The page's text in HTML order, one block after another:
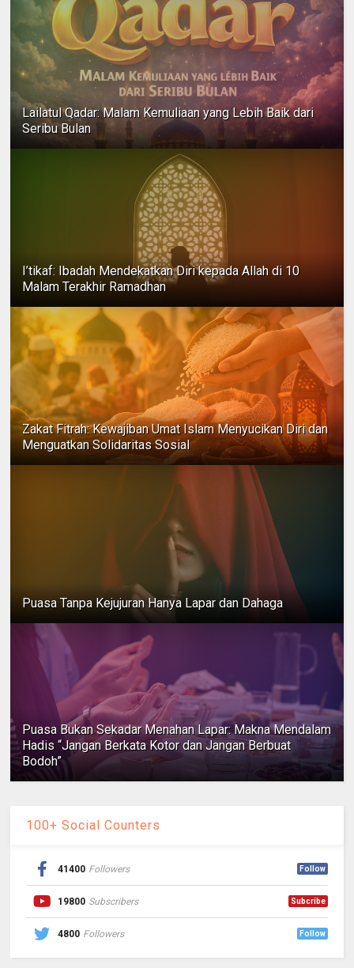
Lailatul Qadar: Malam Kemuliaan yang Lebih Baik dari
Seribu Bulan
I’tikaf: Ibadah Mendekatkan Diri kepada Allah di 10
Malam Terakhir Ramadhan
Zakat Fitrah: Kewajiban Umat Islam Menyucikan Diri dan
Menguatkan Solidaritas Sosial
Puasa Tanpa Kejujuran Hanya Lapar dan Dahaga
Puasa Bukan Sekadar Menahan Lapar: Makna Mendalam
Hadis “Jangan Berkata Kotor dan Jangan Berbuat
Bodoh”
100+ Social Counters
41400 Followers Follow
19800 Subscribers Subcribe
4800 Followers Follow